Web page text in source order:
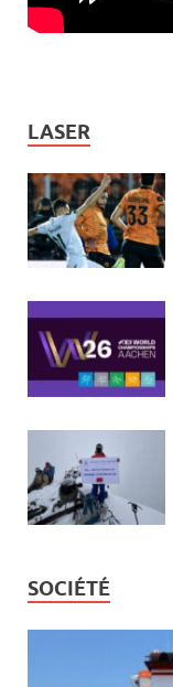
LASER
SOCIÉTÉ